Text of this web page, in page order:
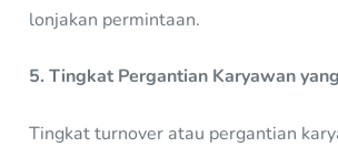
lonjakan permintaan.
5. Tingkat Pergantian Karyawan
Tingkat turnover atau pergantian